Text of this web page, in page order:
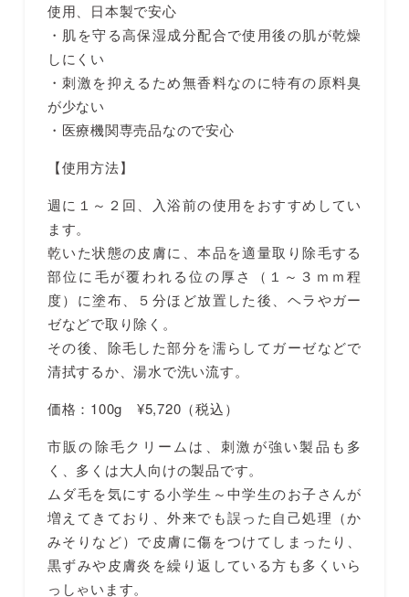
使用、日本製で安心
・肌を守る高保湿成分配合で使用後の肌が乾燥
しにくい
・刺激を抑えるため無香料なのに特有の原料臭
が少ない
・医療機関専売品なので安心
【使用方法】
週に１～２回、入浴前の使用をおすすめしてい
ます。
乾いた状態の皮膚に、本品を適量取り除毛する
部位に毛が覆われる位の厚さ（１～３ｍｍ程
度）に塗布、５分ほど放置した後、ヘラやガー
ゼなどで取り除く。
その後、除毛した部分を濡らしてガーゼなどで
清拭するか、湯水で洗い流す。
価格：100g ¥5,720（税込）
市販の除毛クリームは、刺激が強い製品も多
く、多くは大人向けの製品です。
ムダ毛を気にする小学生～中学生のお子さんが
増えてきており、外来でも誤った自己処理（か
みそりなど）で皮膚に傷をつけてしまったり、
黒ずみや皮膚炎を繰り返している方も多くいら
っしゃいます。